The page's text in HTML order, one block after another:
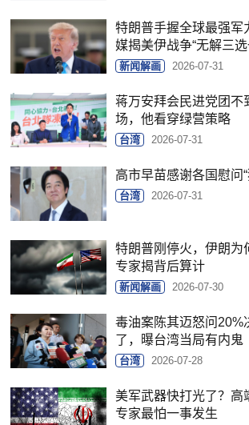
特朗普手握全球最强军
媒揭美伊战争“无解三选
新闻解画 2026-07-31
蒋万安拜会民进党团不
场，他看穿绿营策略
台湾 2026-07-31
高市早苗感谢各国慰问
台湾 2026-07-31
特朗普刚停火，伊朗为
专家揭背后算计
新闻解画 2026-07-30
毒油案陈其迈怒问20%
了，曝台湾当局有内鬼
台湾 2026-07-28
美军武器快打光了？高
专家最怕一事发生